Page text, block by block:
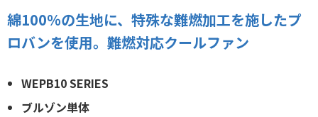
綿100％の生地に、特殊な難燃加工を施したプ
ロバンを使用。難燃対応クールファン
WEPB10 SERIES
ブルゾン単体